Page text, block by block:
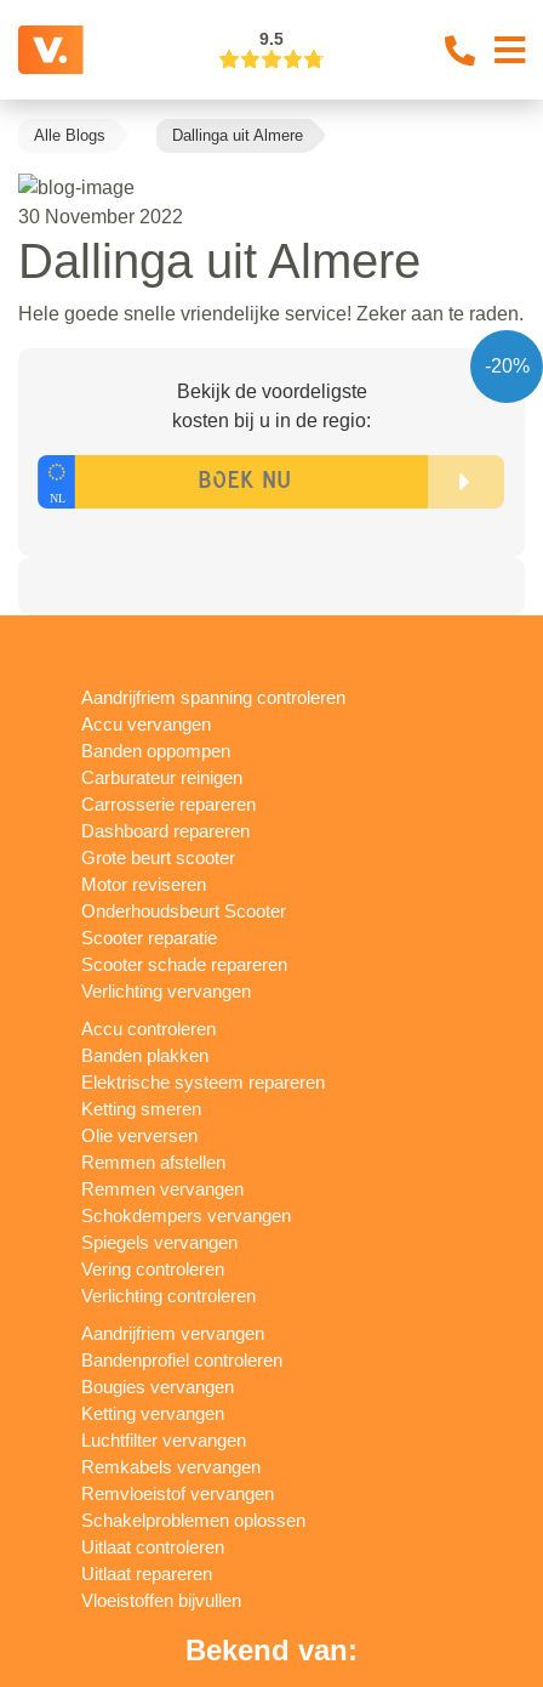
9.5
Alle Blogs Dallinga uit Almere
30 November 2022
Dallinga uit Almere
Hele goede snelle vriendelijke service! Zeker aan te raden.
-20%
Bekijk de voordeligste
kosten bij u in de regio:
Aandrijfriem spanning controleren
Accu vervangen
Banden oppompen
Carburateur reinigen
Carrosserie repareren
Dashboard repareren
Grote beurt scooter
Motor reviseren
Onderhoudsbeurt Scooter
Scooter reparatie
Scooter schade repareren
Verlichting vervangen
Accu controleren
Banden plakken
Elektrische systeem repareren
Ketting smeren
Olie verversen
Remmen afstellen
Remmen vervangen
Schokdempers vervangen
Spiegels vervangen
Vering controleren
Verlichting controleren
Aandrijfriem vervangen
Bandenprofiel controleren
Bougies vervangen
Ketting vervangen
Luchtfilter vervangen
Remkabels vervangen
Remvloeistof vervangen
Schakelproblemen oplossen
Uitlaat controleren
Uitlaat repareren
Vloeistoffen bijvullen
Bekend van: